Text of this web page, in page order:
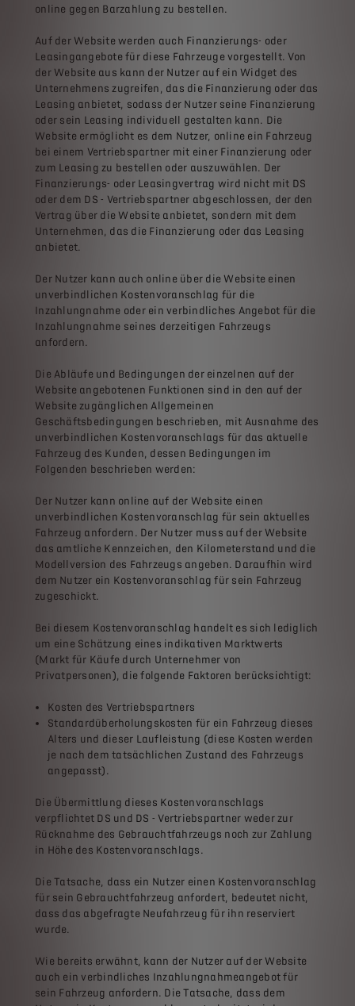
online gegen Barzahlung zu bestellen.
Auf der Website werden auch Finanzierungs- oder
Leasingangebote für diese Fahrzeuge vorgestellt. Von
der Website aus kann der Nutzer auf ein Widget des
Unternehmens zugreifen, das die Finanzierung oder das
Leasing anbietet, sodass der Nutzer seine Finanzierung
oder sein Leasing individuell gestalten kann. Die
Website ermöglicht es dem Nutzer, online ein Fahrzeug
bei einem Vertriebspartner mit einer Finanzierung oder
zum Leasing zu bestellen oder auszuwählen. Der
Finanzierungs- oder Leasingvertrag wird nicht mit DS
oder dem DS - Vertriebspartner abgeschlossen, der den
Vertrag über die Website anbietet, sondern mit dem
Unternehmen, das die Finanzierung oder das Leasing
anbietet.
Der Nutzer kann auch online über die Website einen
unverbindlichen Kostenvoranschlag für die
Inzahlungnahme oder ein verbindliches Angebot für die
Inzahlungnahme seines derzeitigen Fahrzeugs
anfordern.
Die Abläufe und Bedingungen der einzelnen auf der
Website angebotenen Funktionen sind in den auf der
Website zugänglichen Allgemeinen
Geschäftsbedingungen beschrieben, mit Ausnahme des
unverbindlichen Kostenvoranschlags für das aktuelle
Fahrzeug des Kunden, dessen Bedingungen im
Folgenden beschrieben werden:
Der Nutzer kann online auf der Website einen
unverbindlichen Kostenvoranschlag für sein aktuelles
Fahrzeug anfordern. Der Nutzer muss auf der Website
das amtliche Kennzeichen, den Kilometerstand und die
Modellversion des Fahrzeugs angeben. Daraufhin wird
dem Nutzer ein Kostenvoranschlag für sein Fahrzeug
zugeschickt.
Bei diesem Kostenvoranschlag handelt es sich lediglich
um eine Schätzung eines indikativen Marktwerts
(Markt für Käufe durch Unternehmer von
Privatpersonen), die folgende Faktoren berücksichtigt:
Kosten des Vertriebspartners
Standardüberholungskosten für ein Fahrzeug dieses
Alters und dieser Laufleistung (diese Kosten werden
je nach dem tatsächlichen Zustand des Fahrzeugs
angepasst).
Die Übermittlung dieses Kostenvoranschlags
verpflichtet DS und DS - Vertriebspartner weder zur
Rücknahme des Gebrauchtfahrzeugs noch zur Zahlung
in Höhe des Kostenvoranschlags.
Die Tatsache, dass ein Nutzer einen Kostenvoranschlag
für sein Gebrauchtfahrzeug anfordert, bedeutet nicht,
dass das abgefragte Neufahrzeug für ihn reserviert
wurde.
Wie bereits erwähnt, kann der Nutzer auf der Website
auch ein verbindliches Inzahlungnahmeangebot für
sein Fahrzeug anfordern. Die Tatsache, dass dem